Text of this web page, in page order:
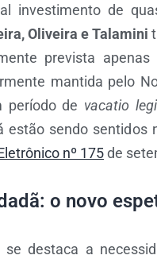
investimento de
Oliveira e Talamini
prevista
mantida pelo
período de vacatio
sendo
nº 175de
o novo
destaca a